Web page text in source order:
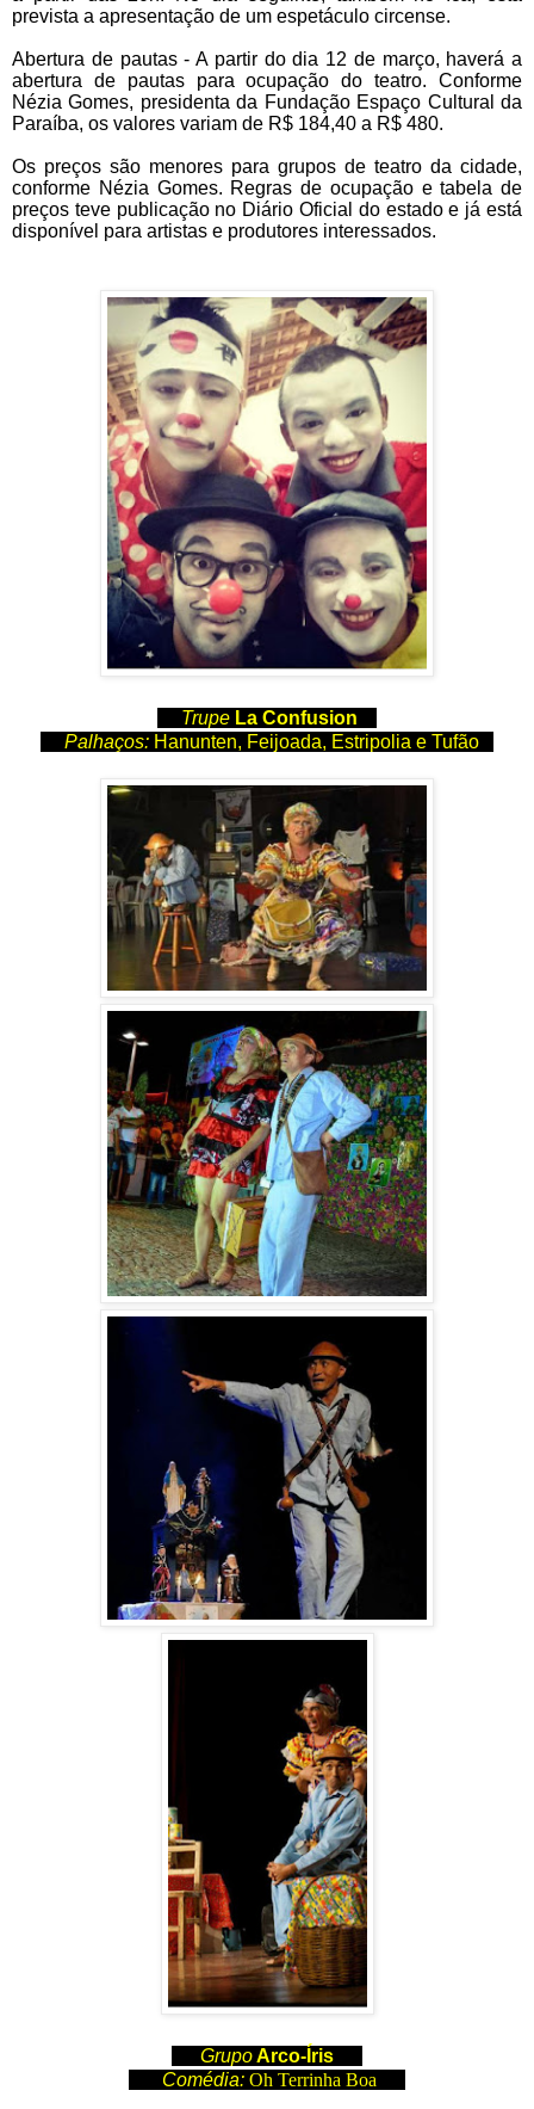
prevista a apresentação de um espetáculo circense.
Abertura de pautas - A partir do dia 12 de março, haverá a
abertura de pautas para ocupação do teatro. Conforme
Nézia Gomes, presidenta da Fundação Espaço Cultural da
Paraíba, os valores variam de R$ 184,40 a R$ 480.
Os preços são menores para grupos de teatro da cidade,
conforme Nézia Gomes. Regras de ocupação e tabela de
preços teve publicação no Diário Oficial do estado e já está
disponível para artistas e produtores interessados.
Trupe La Confusion
Palhaços: Hanunten, Feijoada, Estripolia e Tufão
GrupoArco-Íris
Comédia: Oh Terrinha Boa